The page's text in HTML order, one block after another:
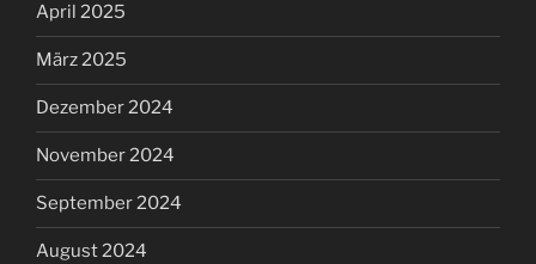
April 2025
März 2025
Dezember 2024
November 2024
September 2024
August 2024